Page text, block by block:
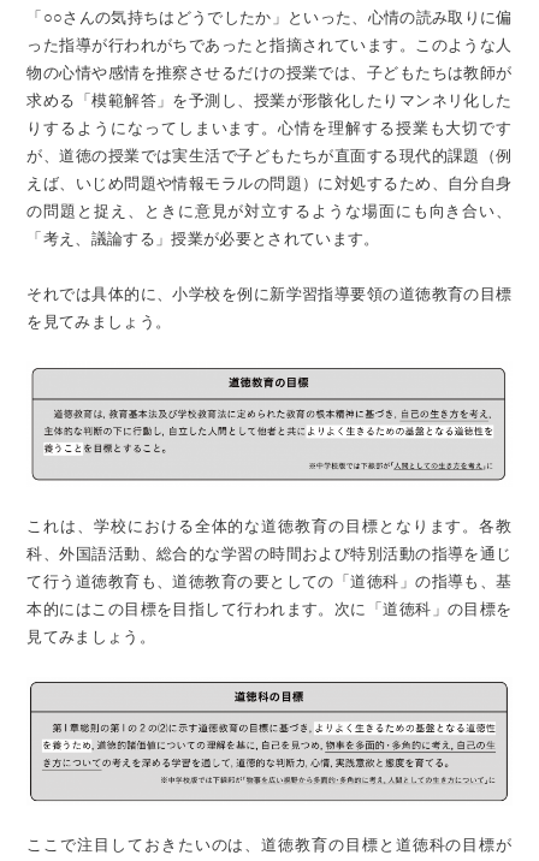
「○○さんの気持ちはどうでしたか」といった、心情の読み取りに偏
った指導が行われがちであったと指摘されています。このような人
物の心情や感情を推察させるだけの授業では、子どもたちは教師が
求める「模範解答」を予測し、授業が形骸化したりマンネリ化した
りするようになってしまいます。心情を理解する授業も大切です
が、道徳の授業では実生活で子どもたちが直面する現代的課題（例
えば、いじめ問題や情報モラルの問題）に対処するため、自分自身
の問題と捉え、ときに意見が対立するような場面にも向き合い、
「考え、議論する」授業が必要とされています。
それでは具体的に、小学校を例に新学習指導要領の道徳教育の目標
を見てみましょう。
これは、学校における全体的な道徳教育の目標となります。各教
科、外国語活動、総合的な学習の時間および特別活動の指導を通じ
て行う道徳教育も、道徳教育の要としての「道徳科」の指導も、基
本的にはこの目標を目指して行われます。次に「道徳科」の目標を
見てみましょう。
ここで注目しておきたいのは、道徳教育の目標と道徳科の目標が